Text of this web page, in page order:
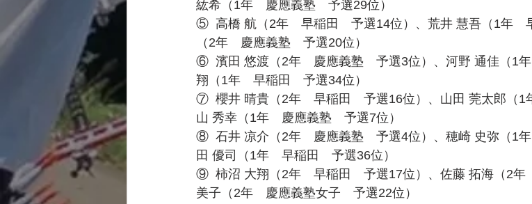
紘希（1年　慶應義塾　予選29位）
⑤  高橋 航（2年　早稲田　予選14位）、荒井 慧吾（1年　
（2年　慶應義塾　予選20位）
⑥  濱田 悠渡（2年　慶應義塾　予選3位）、河野 通佳（1
翔（1年　早稲田　予選34位）
⑦  櫻井 晴貴（2年　早稲田　予選16位）、山田 莞太郎（1
山 秀幸（1年　慶應義塾　予選7位）
⑧  石井 凉介（2年　慶應義塾　予選4位）、穂崎 史弥（1
田 優司（1年　早稲田　予選36位）
⑨  柿沼 大翔（2年　早稲田　予選17位）、佐藤 拓海（2年
美子（2年　慶應義塾女子　予選22位）